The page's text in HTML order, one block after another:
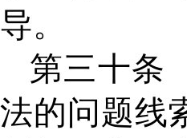
导。
第三十条
法的问题线